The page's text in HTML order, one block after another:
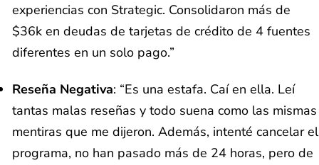
experiencias con Strategic. Consolidaron más de
$36k en deudas de tarjetas de crédito de 4 fuentes
diferentes en un solo pago.”
Reseña Negativa: “Es una estafa. Caí en ella. Leí
tantas malas reseñas y todo suena como las mismas
mentiras que me dijeron. Además, intenté cancelar el
programa, no han pasado más de 24 horas, pero de